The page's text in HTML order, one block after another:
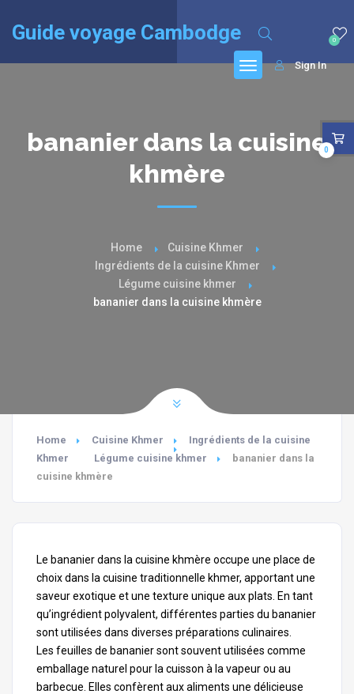
Guide voyage Cambodge 0
Sign In
bananier dans la cuisine
khmère
Home
Cuisine Khmer
Ingrédients de la cuisine Khmer
Légume cuisine khmer
bananier dans la cuisine khmère
Home Cuisine Khmer
Ingrédients de la cuisine
Khmer
Légume cuisine khmer
bananier dans la
cuisine khmère
Le bananier dans la cuisine khmère occupe une place de
choix dans la cuisine traditionnelle khmer, apportant une
saveur exotique et une texture unique aux plats. En tant
qu’ingrédient polyvalent, différentes parties du bananier
sont utilisées dans diverses préparations culinaires.
Les feuilles de bananier sont souvent utilisées comme
emballage naturel pour la cuisson à la vapeur ou au
barbecue. Elles confèrent aux aliments une délicieuse
0